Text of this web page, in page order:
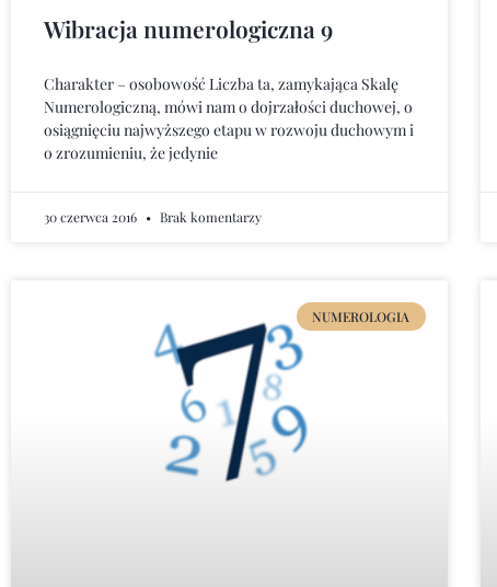
Wibracja numerologiczna 9
Charakter – osobowość Liczba ta, zamykająca Skalę
Numerologiczną, mówi nam o dojrzałości duchowej, o
osiągnięciu najwyższego etapu w rozwoju duchowym i
o zrozumieniu, że jedynie
30 czerwca 2016 Brak komentarzy
NUMEROLOGIA